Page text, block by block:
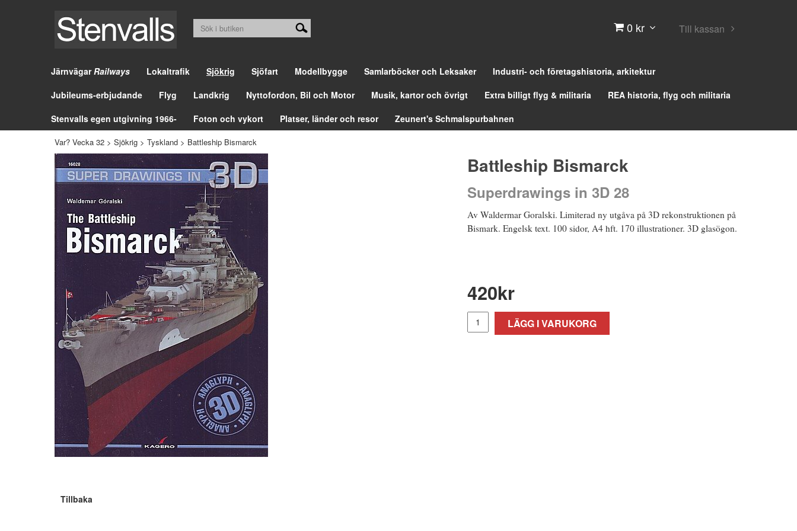
0 kr Till kassan
JärnvägarRailways Lokaltrafik Sjökrig Sjöfart Modellbygge Samlarböcker och Leksaker
Industri- och företagshistoria, arkitektur
Jubileums-erbjudande
Flyg Landkrig Nyttofordon, Bil och Motor Musik, kartor och övrigt Extra billigt flyg & militaria
REA historia, flyg och militaria
Stenvalls egen utgivning 1966-
Foton och vykort Platser, länder och resor Zeunert's Schmalspurbahnen
Var? Vecka 32 > Sjökrig > Tyskland > Battleship Bismarck
Battleship Bismarck
Superdrawings in 3D 28
Av Waldermar Goralski. Limiterad ny utgåva på 3D rekonstruktionen på
Bismark. Engelsk text. 100 sidor, A4 hft. 170 illustrationer. 3D glasögon.
420kr
LÄGG I VARUKORG
Tillbaka